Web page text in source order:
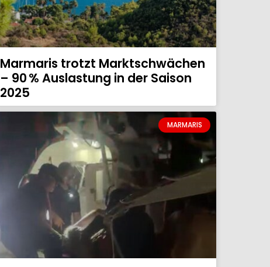
Marmaris trotzt Marktschwächen
– 90 % Auslastung in der Saison
2025
MARMARIS